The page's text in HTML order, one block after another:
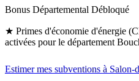
Bonus Départemental Débloqué
★ Primes d'économie d'énergie
activées pour le département
Estimer mes subventions à Salon-